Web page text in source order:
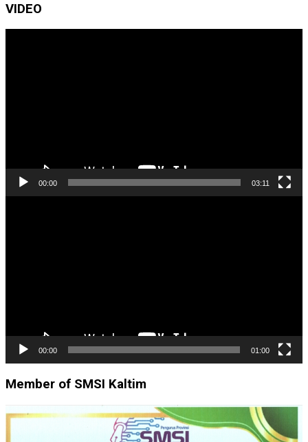
VIDEO
00:00 03:11
00:00 01:00
Member of SMSI Kaltim